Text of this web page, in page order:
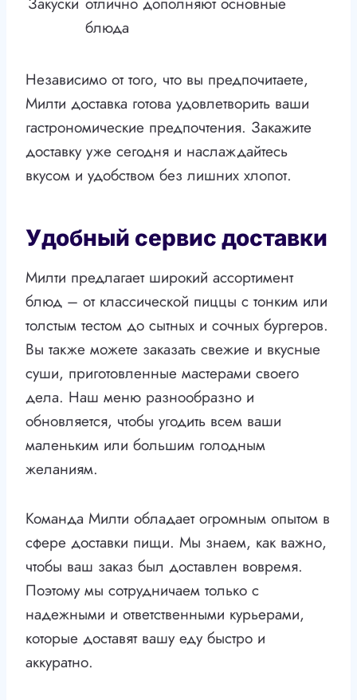
блюда
Независимо от того, что вы предпочитаете,
Милти доставка готова удовлетворить ваши
гастрономические предпочтения. Закажите
доставку уже сегодня и наслаждайтесь
вкусом и удобством без лишних хлопот.
Удобный сервис доставки
Милти предлагает широкий ассортимент
блюд – от классической пиццы с тонким или
толстым тестом до сытных и сочных бургеров.
Вы также можете заказать свежие и вкусные
суши, приготовленные мастерами своего
дела. Наш меню разнообразно и
обновляется, чтобы угодить всем ваши
маленьким или большим голодным
желаниям.
Команда Милти обладает огромным опытом в
сфере доставки пищи. Мы знаем, как важно,
чтобы ваш заказ был доставлен вовремя.
Поэтому мы сотрудничаем только с
надежными и ответственными курьерами,
которые доставят вашу еду быстро и
аккуратно.